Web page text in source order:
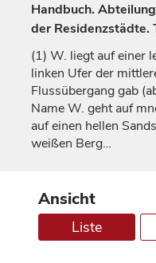
Handbuch.
der Residenzstädte.
(1) W. liegt auf einer
linken Ufer der
Flussübergang gab
Name W. geht auf
auf einen hellen
weißen Berg…
Ansicht
Liste